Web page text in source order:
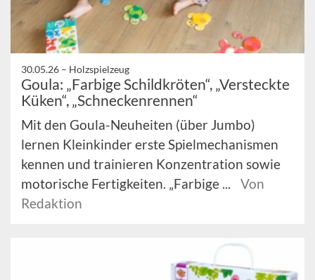
30.05.26 – Holzspielzeug
Goula: „Farbige Schildkröten“, „Versteckte
Küken“, „Schneckenrennen“
Mit den Goula-Neuheiten (über Jumbo)
lernen Kleinkinder erste Spielmechanismen
kennen und trainieren Konzentration sowie
motorische Fertigkeiten. „Farbige ...
Von
Redaktion